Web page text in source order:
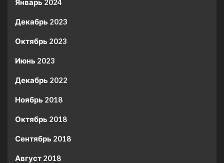
Декабрь 2023
Октябрь 2023
Июнь 2023
Декабрь 2022
Ноябрь 2018
Октябрь 2018
Сентябрь 2018
Август 2018